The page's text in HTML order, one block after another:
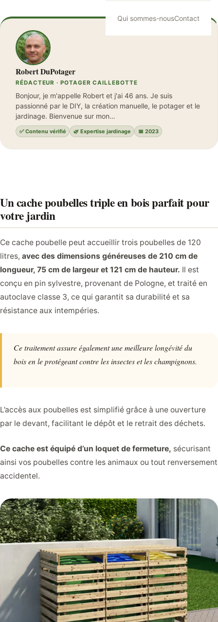
Qui sommes-nousContact
Robert DuPotager
RÉDACTEUR · POTAGER CAILLEBOTTE
Bonjour, je m'appelle Robert et j'ai 46 ans. Je suis
passionné par le DIY, la création manuelle, le potager et le
jardinage. Bienvenue sur mon…
✅ Contenu vérifié 🌿 Expertise jardinage 📅 2023
Un cache poubelles triple en bois parfait pour
votre jardin
Ce cache poubelle peut accueillir trois poubelles de 120
litres, avec des dimensions généreuses de 210 cm de
longueur, 75 cm de largeur et 121 cm de hauteur. Il est
conçu en pin sylvestre, provenant de Pologne, et traité en
autoclave classe 3, ce qui garantit sa durabilité et sa
résistance aux intempéries.
Ce traitement assure également une meilleure longévité du
bois en le protégeant contre les insectes et les champignons.
L’accès aux poubelles est simplifié grâce à une ouverture
par le devant, facilitant le dépôt et le retrait des déchets.
Ce cache est équipé d’un loquet de fermeture, sécurisant
ainsi vos poubelles contre les animaux ou tout renversement
accidentel.